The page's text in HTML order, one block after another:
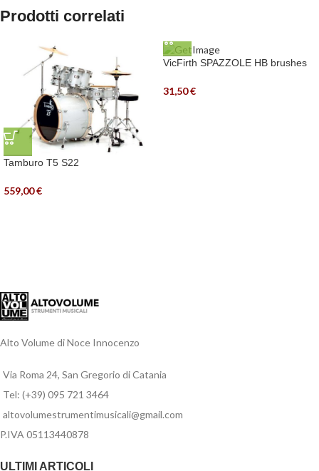
Prodotti correlati
Tamburo T5 S22
559,00€
VicFirth SPAZZOLE HB brushes
31,50€
Alto Volume di Noce Innocenzo
Via Roma 24, San Gregorio di Catania
Tel: (+39) 095 721 3464
altovolumestrumentimusicali@gmail.com
P.IVA 05113440878
ULTIMI ARTICOLI